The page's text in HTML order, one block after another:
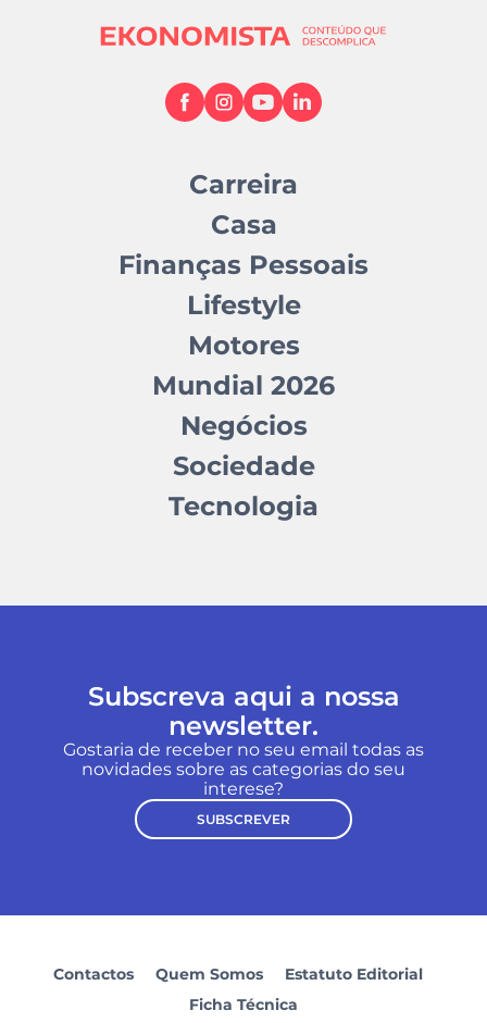
Carreira
Casa
Finanças Pessoais
Lifestyle
Motores
Mundial 2026
Negócios
Sociedade
Tecnologia
Subscreva aqui a nossa
newsletter.
Gostaria de receber no seu email todas as
novidades sobre as categorias do seu
interese?
SUBSCREVER
Contactos Quem Somos
Estatuto Editorial
Ficha Técnica